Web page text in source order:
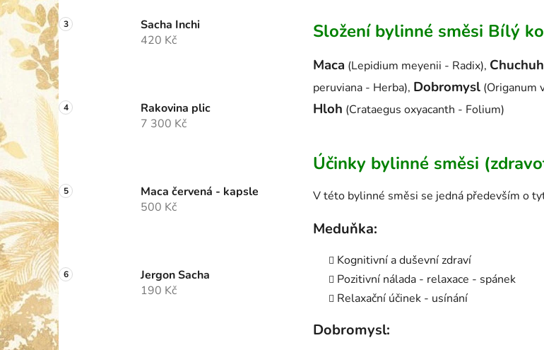
Sacha Inchi
420 Kč
Rakovina plic
7 300 Kč
Maca červená - kapsle
500 Kč
Jergon Sacha
190 Kč
Složení bylinné směsi Bílý
Maca (Lepidium meyenii - Radix),
peruviana - Herba), Dobromysl (Origanum
Hloh (Crataegus oxyacanth - Folium)
Účinky bylinné směsi
V této bylinné směsi se jedná především o
Meduňka:
Kognitivní a duševní zdraví
Pozitivní nálada - relaxace - spánek
Relaxační účinek - usínání
Dobromysl: